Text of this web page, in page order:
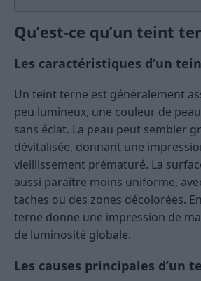
Qu’est-ce qu’un teint
Les caractéristiques d’un
Un teint terne est généralement
peu lumineux, une couleur de
sans éclat. La peau peut sembler
dévitalisée, donnant une
vieillissement prématuré. La
aussi paraître moins uniforme,
taches ou des zones décolorées.
terne donne une impression de
de luminosité globale.
Les causes principales d’un